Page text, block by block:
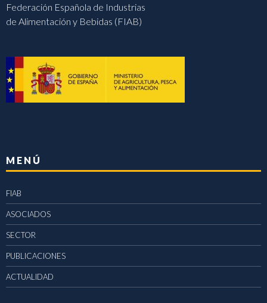
Federación Española de Industrias
de Alimentación y Bebidas (FIAB)
MENÚ
FIAB
ASOCIADOS
SECTOR
PUBLICACIONES
ACTUALIDAD